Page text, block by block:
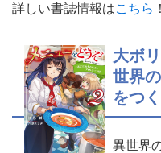
詳しい書誌情報はこちら ！
大ボ
世界
をつ
異世界